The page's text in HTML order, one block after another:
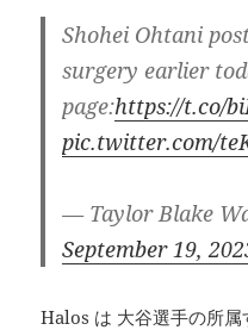
Shohei Ohtani
surgery earlier
page:https://t.co/
pic.twitter.com/
— Taylor Blake
September 19,
Halos は 大谷選手の所属